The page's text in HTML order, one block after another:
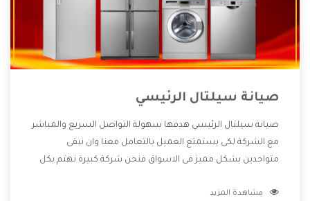
صيانة سيلتال الرئيسي
صيانة سيلتال الرئيسي هدفها سهولة التواصل السريع والمباشر
مع الشركة لكى يستمتع العميل بالتعامل معنا وان نبقى
متواجدين بشكل مميز فى الاسواق فنحن شركة كبيرة نهتم بكل
الشركة بها والتى تكون منها خدمة الصيانة التى تكون من أهم
مشاهدة المزيد